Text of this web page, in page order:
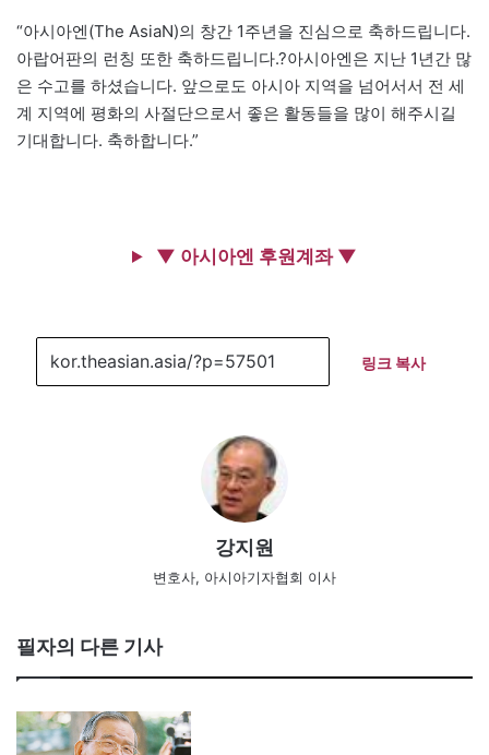
“아시아엔(The AsiaN)의 창간 1주년을 진심으로 축하드립니다.
아랍어판의 런칭 또한 축하드립니다.?아시아엔은 지난 1년간 많
은 수고를 하셨습니다. 앞으로도 아시아 지역을 넘어서서 전 세
계 지역에 평화의 사절단으로서 좋은 활동들을 많이 해주시길
기대합니다. 축하합니다.”
▼ 아시아엔 후원계좌 ▼
링크 복사
강지원
변호사, 아시아기자협회 이사
필자의 다른 기사